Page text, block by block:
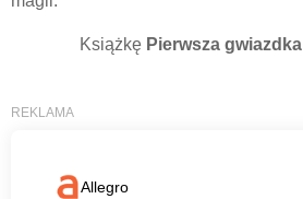
Książkę Pierwsza gwiazdka